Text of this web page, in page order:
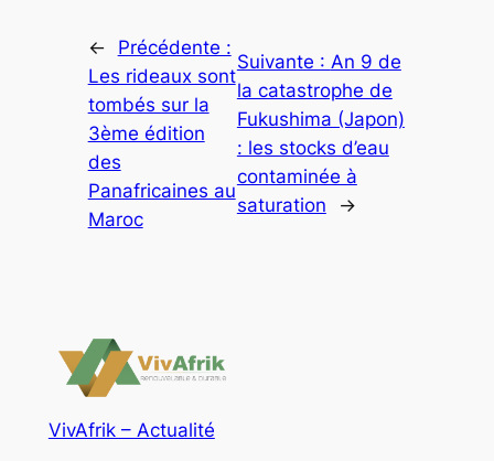
←
Précédente :
Les rideaux sont
tombés sur la
3ème édition
des
Panafricaines au
Maroc
Suivante : An 9 de
la catastrophe de
Fukushima (Japon)
: les stocks d’eau
contaminée à
saturation
→
VivAfrik – Actualité